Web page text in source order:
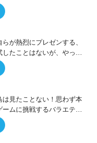
大喜利・ギャグ・モノボ
お題で芸人がショートネ
が熱烈にプレゼンする、
たことはないが、やって
ハズ」という“机上の空
カラダを張って挑む！
は見たことない！思わず本
ームに挑戦するバラエティ